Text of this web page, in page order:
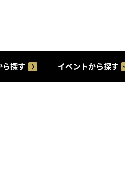
ら探す イベントから探す